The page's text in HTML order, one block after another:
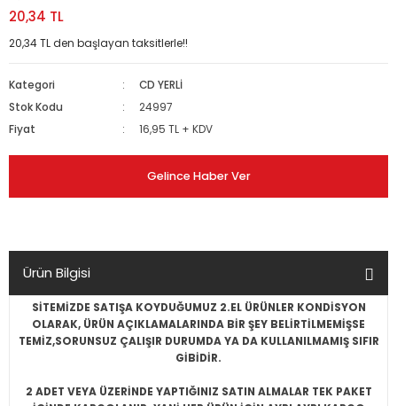
20,34 TL
20,34 TL den başlayan taksitlerle!!
Kategori
CD YERLİ
Stok Kodu
24997
Fiyat
16,95 TL + KDV
Gelince Haber Ver
Ürün Bilgisi
SİTEMİZDE SATIŞA KOYDUĞUMUZ 2.EL ÜRÜNLER KONDİSYON
OLARAK, ÜRÜN AÇIKLAMALARINDA BİR ŞEY BELİRTİLMEMİŞSE
TEMİZ,SORUNSUZ ÇALIŞIR DURUMDA YA DA KULLANILMAMIŞ SIFIR
GİBİDİR.
2 ADET VEYA ÜZERİNDE YAPTIĞINIZ SATIN ALMALAR TEK PAKET